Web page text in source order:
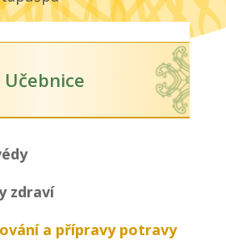
Učebnice
zdraví
a přípravy potravy